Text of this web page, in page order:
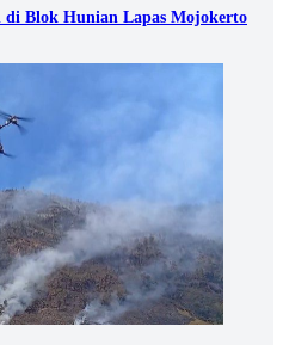
di Blok Hunian Lapas Mojokerto